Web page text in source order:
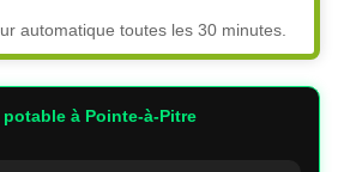
automatique toutes les 30 minutes.
potable à Pointe-à-Pitre